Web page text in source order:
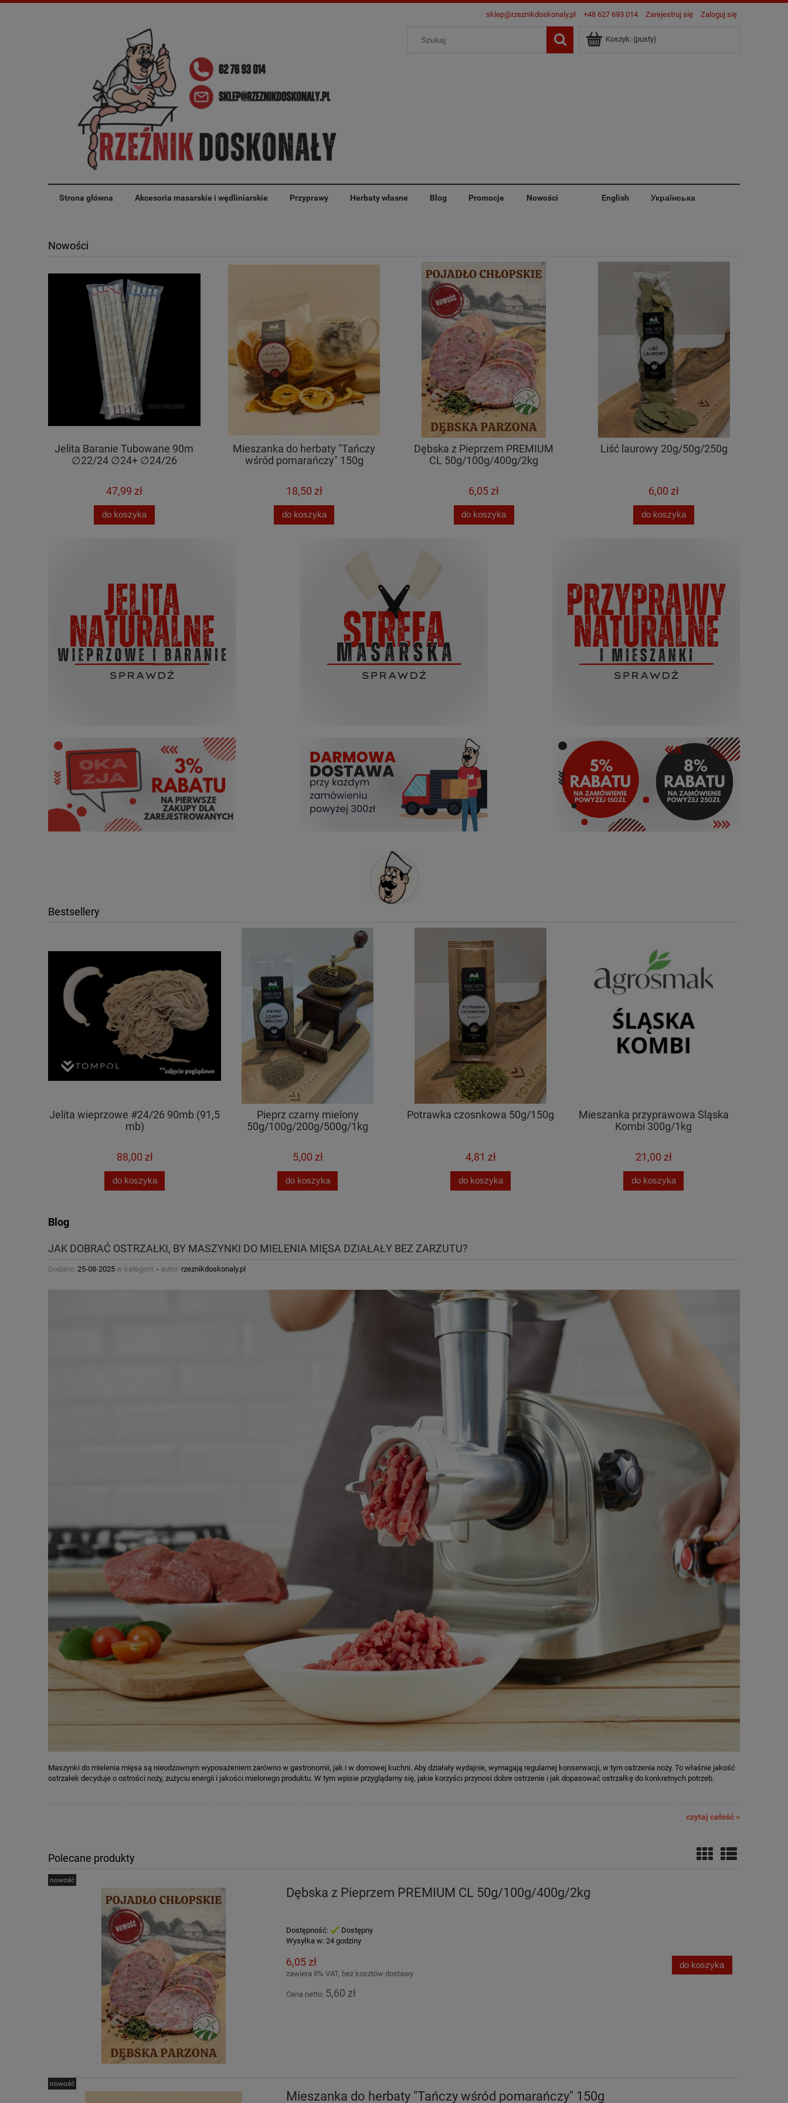
sklep@rzeznikdoskonaly.pl +48 627 693 014 Zarejestruj się Zaloguj się
Koszyk: (pusty)
Strona główna Akcesoria masarskie i wędliniarskie Przyprawy Herbaty własne Blog Promocje Nowości English Українська
Nowości
Jelita Baranie Tubowane 90m
∅22/24 ∅24+ ∅24/26
47,99 zł
do koszyka
Mieszanka do herbaty "Tańczy
wśród pomarańczy" 150g
18,50 zł
do koszyka
Dębska z Pieprzem PREMIUM
CL 50g/100g/400g/2kg
6,05 zł
do koszyka
Liść laurowy 20g/50g/250g
6,00 zł
do koszyka
Bestsellery
Jelita wieprzowe #24/26 90mb (91,5
mb)
88,00 zł
do koszyka
Pieprz czarny mielony
50g/100g/200g/500g/1kg
5,00 zł
do koszyka
Potrawka czosnkowa 50g/150g
4,81 zł
do koszyka
Mieszanka przyprawowa Śląska
Kombi 300g/1kg
21,00 zł
do koszyka
Blog
JAK DOBRAĆ OSTRZAŁKI, BY MASZYNKI DO MIELENIA MIĘSA DZIAŁAŁY BEZ ZARZUTU?
Dodano: 25-08-2025 w kategorii: - autor: rzeznikdoskonaly.pl
Maszynki do mielenia mięsa są nieodzownym wyposażeniem zarówno w gastronomii, jak i w domowej kuchni. Aby działały wydajnie, wymagają regularnej konserwacji, w tym ostrzenia noży. To właśnie jakość
ostrzałek decyduje o ostrości noży, zużyciu energii i jakości mielonego produktu. W tym wpisie przyglądamy się, jakie korzyści przynosi dobre ostrzenie i jak dopasować ostrzałkę do konkretnych potrzeb.
czytaj całość »
Polecane produkty
Dębska z Pieprzem PREMIUM CL 50g/100g/400g/2kg
Dostępność:
Dostępny
Wysyłka w: 24 godziny
6,05 zł
zawiera 8% VAT, bez kosztów dostawy
Cena netto: 5,60 zł
do koszyka
nowość
Mieszanka do herbaty "Tańczy wśród pomarańczy" 150g
nowość